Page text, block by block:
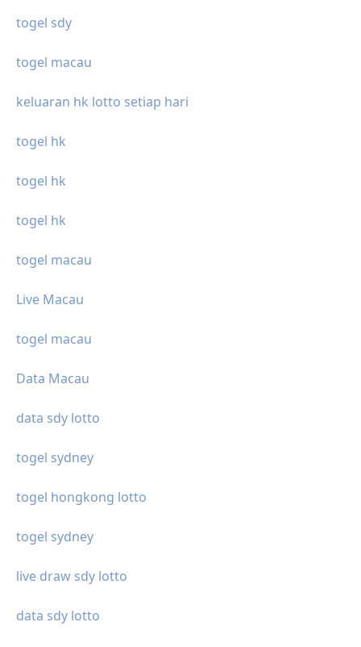
togel sdy
togel macau
keluaran hk lotto setiap hari
togel hk
togel hk
togel hk
togel macau
Live Macau
togel macau
Data Macau
data sdy lotto
togel sydney
togel hongkong lotto
togel sydney
live draw sdy lotto
data sdy lotto